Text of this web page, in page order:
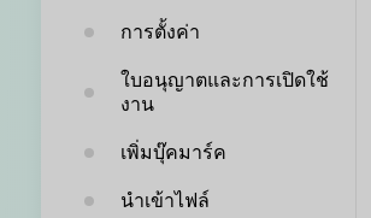
การตั้งค่า
ใบอนุญาตและการเปิดใช้
งาน
เพิ่มบุ๊คมาร์ค
นำเข้าไฟล์